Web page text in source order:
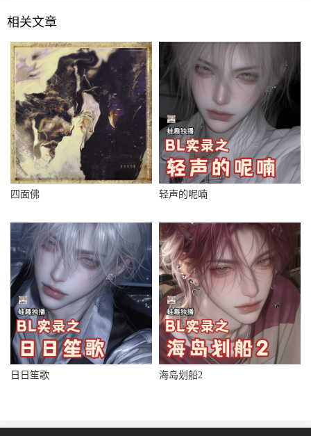
相关文章
四面佛 轻声的呢喃
日日笙歌 海岛划船2